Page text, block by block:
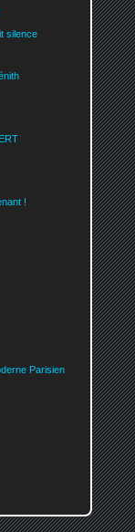
silence
!
Parisien